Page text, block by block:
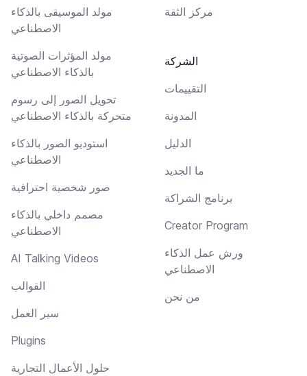
مولد الموسيقى بالذكاء
الاصطناعي
مولد المؤثرات الصوتية
بالذكاء الاصطناعي
تحويل الصور إلى رسوم
متحركة بالذكاء الاصطناعي
استوديو الصور بالذكاء
الاصطناعي
صور شخصية احترافية
مصمم داخلي بالذكاء
الاصطناعي
AI Talking Videos
القوالب
سير العمل
Plugins
حلول الأعمال التجارية
مركز الثقة
الشركة
التقييمات
المدونة
الدليل
ما الجديد
برنامج الشراكة
Creator Program
ورش عمل الذكاء
الاصطناعي
من نحن